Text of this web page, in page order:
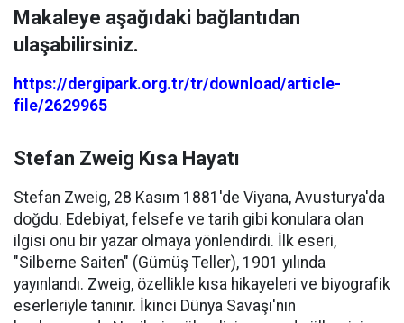
Makaleye aşağıdaki bağlantıdan
ulaşabilirsiniz.
https://dergipark.org.tr/tr/download/article-
file/2629965
Stefan Zweig Kısa Hayatı
Stefan Zweig, 28 Kasım 1881'de Viyana, Avusturya'da
doğdu. Edebiyat, felsefe ve tarih gibi konulara olan
ilgisi onu bir yazar olmaya yönlendirdi. İlk eseri,
"Silberne Saiten" (Gümüş Teller), 1901 yılında
yayınlandı. Zweig, özellikle kısa hikayeleri ve biyografik
eserleriyle tanınır. İkinci Dünya Savaşı'nın